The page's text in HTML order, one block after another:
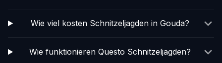
Wie viel kosten Schnitzeljagden in Gouda?
Wie funktionieren Questo Schnitzeljagden?